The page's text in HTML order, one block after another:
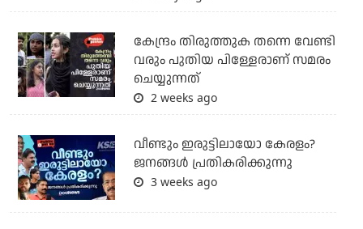
കേന്ദ്രം തിരുത്തുക തന്നെ വേണ്ടി
വരും പുതിയ പിള്ളേരാണ് സമരം
ചെയ്യുന്നത്
2 weeks ago
വീണ്ടും ഇരുട്ടിലായോ കേരളം?
ജനങ്ങൾ പ്രതികരിക്കുന്നു
3 weeks ago